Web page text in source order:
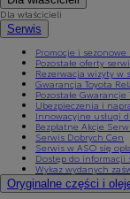
Dla właścicieli
Serwis
Promocje i sezonowe
Pozostałe oferty
Rezerwacja wizyty w
Gwarancja Toyota
Pozostałe Gwarancje
Ubezpieczenia i
Innowacyjne usługi
Bezpłatne Akcje
Serwis Dobrych Cen
Serwis w ASO się
Dostęp do informacji
Wykaz wydanych
Oryginalne części i